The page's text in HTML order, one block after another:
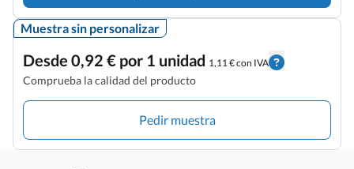
Muestra sin personalizar
Desde 0,92 € por 1 unidad 1,11 € con IVA
Comprueba la calidad del producto
Pedir muestra